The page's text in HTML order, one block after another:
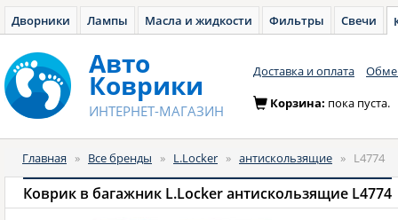
Дворники Лампы Масла и жидкости Фильтры Свечи
Авто
Коврики
ИНТЕРНЕТ-МАГАЗИН
Доставка и оплата
Корзина: пока пуста.
Главная » Все бренды » L.Locker » антискользящие » L4774
Коврик в багажник L.Locker антискользящие L4774